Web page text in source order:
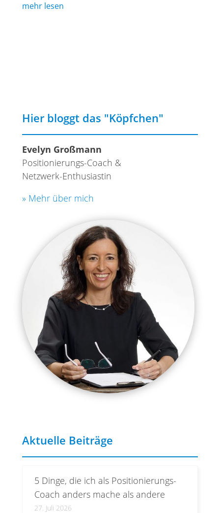
mehr lesen
Hier bloggt das "Köpfchen"
Evelyn Großmann
Positionierungs-Coach &
Netzwerk-Enthusiastin
» Mehr über mich
Aktuelle Beiträge
5 Dinge, die ich als Positionierungs-
Coach anders mache als andere
27. Juli 2026